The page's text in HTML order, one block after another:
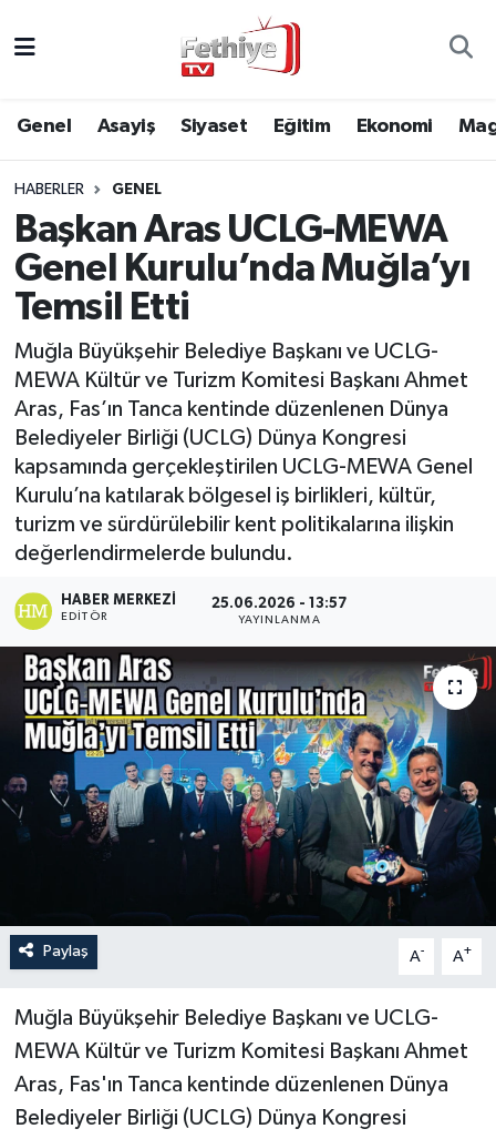
Genel Asayiş Siyaset Eğitim Ekonomi
HABERLER GENEL
Başkan Aras UCLG-MEWA
Genel Kurulu’nda Muğla’yı
Temsil Etti
Muğla Büyükşehir Belediye Başkanı ve UCLG-
MEWA Kültür ve Turizm Komitesi Başkanı Ahmet
Aras, Fas’ın Tanca kentinde düzenlenen Dünya
Belediyeler Birliği (UCLG) Dünya Kongresi
kapsamında gerçekleştirilen UCLG-MEWA Genel
Kurulu’na katılarak bölgesel iş birlikleri, kültür,
turizm ve sürdürülebilir kent politikalarına ilişkin
değerlendirmelerde bulundu.
HABER MERKEZI
EDITÖR
25.06.2026 - 13:57
YAYINLANMA
Paylaş A- A+
Muğla Büyükşehir Belediye Başkanı ve UCLG-
MEWA Kültür ve Turizm Komitesi Başkanı Ahmet
Aras, Fas'ın Tanca kentinde düzenlenen Dünya
Belediyeler Birliği (UCLG) Dünya Kongresi
Asayiş
Eğitim
Ekonomi
Kültür
Magazin
Spor
Turizm
Muğla Hava Durumu
Muğla Namaz Vakitleri
Muğla Trafik Yoğunluk Haritası
Süper Lig Puan Durumu ve Fikstür
Tüm Manşetler
Son Dakika Haberleri
Haber Arşivi